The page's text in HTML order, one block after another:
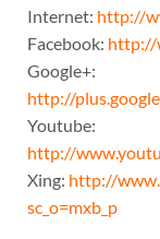
Internet: http://
Facebook: http://
Google+:
http://
Youtube:
http://
Xing: http://
sc_o=mxb_p